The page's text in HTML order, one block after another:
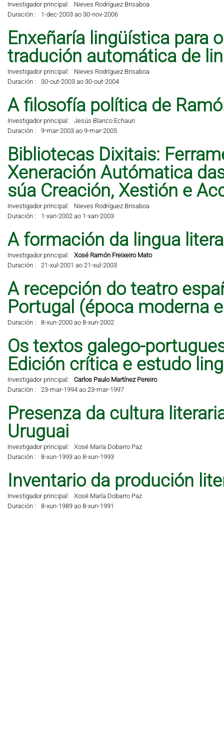
Investigador principal:
Nieves Rodríguez Brisaboa
Duración :
1-dec-2003 ao 30-nov-2006
Enxeñaría lingüística para
tradución automática de
Investigador principal:
Nieves Rodríguez Brisaboa
Duración :
30-out-2003 ao 30-out-2004
A filosofía política de
Investigador principal:
Jesús Blanco Echauri
Duración :
9-mar-2003 ao 9-mar-2005
Bibliotecas Dixitais:
Xeneración Autómatica
súa Creación, Xestión e
Investigador principal:
Nieves Rodríguez Brisaboa
Duración :
1-xan-2002 ao 1-xan-2003
A formación da lingua
Investigador principal:
Xosé Ramón Freixeiro Mato
Duración :
21-xul-2001 ao 21-xul-2003
A recepción do teatro
Portugal (época moderna
Duración : 8-xun-2000 ao 8-xun-2002
Os textos galego-
Edición crítica e estudo
Investigador principal:
Carlos Paulo Martínez Pereiro
Duración :
23-mar-1994 ao 23-mar-1997
Presenza da cultura
Uruguai
Investigador principal:
Xosé María Dobarro Paz
Duración :
8-xun-1993 ao 8-xun-1993
Inventario da produción
Investigador principal:
Xosé María Dobarro Paz
Duración :
8-xun-1989 ao 8-xun-1991